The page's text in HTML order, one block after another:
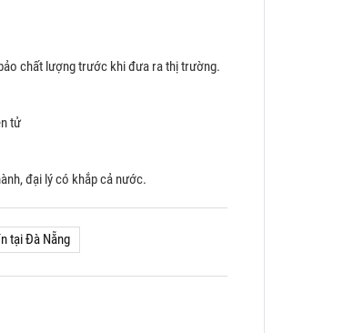
chất lượng trước khi đưa ra thị trường.
tử
đại lý có khắp cả nước.
tại Đà Nẵng